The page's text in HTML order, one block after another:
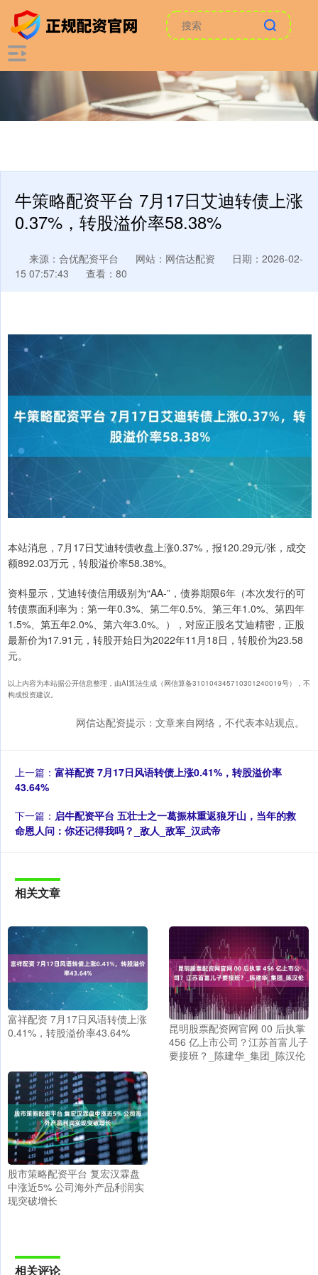
牛策略配资平台 7月17日艾迪转债上涨
0.37%，转股溢价率58.38%
来源：合优配资平台 网站：网信达配资
日期：2026-02-
15 07:57:43
查看：80
本站消息，7月17日艾迪转债收盘上涨0.37%，报120.29元/张，成交
额892.03万元，转股溢价率58.38%。
资料显示，艾迪转债信用级别为“AA-”，债券期限6年（本次发行的可
转债票面利率为：第一年0.3%、第二年0.5%、第三年1.0%、第四年
1.5%、第五年2.0%、第六年3.0%。），对应正股名艾迪精密，正股
最新价为17.91元，转股开始日为2022年11月18日，转股价为23.58
元。
以上内容为本站据公开信息整理，由AI算法生成（网信算备310104345710301240019号），不
构成投资建议。
网信达配资提示：文章来自网络，不代表本站观点。
上一篇： 富祥配资 7月17日风语转债上涨0.41%，转股溢价率
43.64%
下一篇： 启牛配资平台 五壮士之一葛振林重返狼牙山，当年的救
命恩人问：你还记得我吗？_敌人_敌军_汉武帝
相关文章
富祥配资 7月17日风语转债上涨
0.41%，转股溢价率43.64%
昆明股票配资网官网 00 后执掌
456 亿上市公司？江苏首富儿子
要接班？_陈建华_集团_陈汉伦
股市策略配资平台 复宏汉霖盘
中涨近5% 公司海外产品利润实
现突破增长
相关评论